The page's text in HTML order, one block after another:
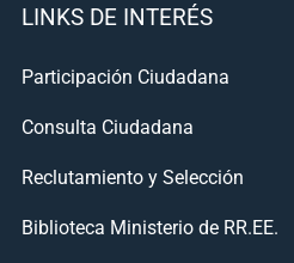
LINKS DE INTERÉS
Participación Ciudadana
Consulta Ciudadana
Reclutamiento y Selección
Biblioteca Ministerio de RR.EE.